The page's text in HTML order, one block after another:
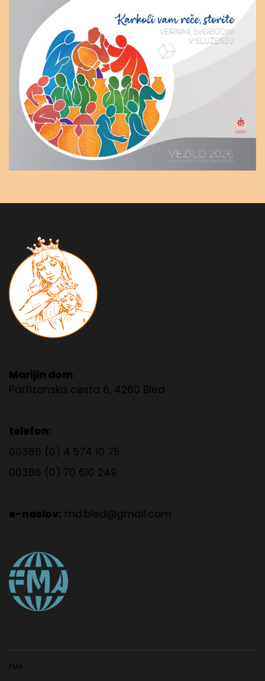
Marijin dom
Partizanska cesta 6, 4260 Bled
telefon:
00386 (0) 4 574 10 75
00386 (0) 70 610 249
e-naslov: md.bled@gmail.com
FMA